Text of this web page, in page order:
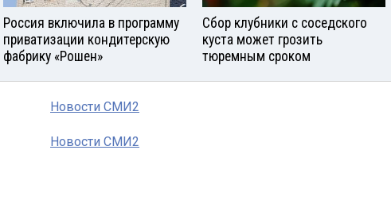
Россия включила в программу
приватизации кондитерскую
фабрику «Рошен»
Сбор клубники с соседского
куста может грозить
тюремным сроком
Новости СМИ2
Новости СМИ2